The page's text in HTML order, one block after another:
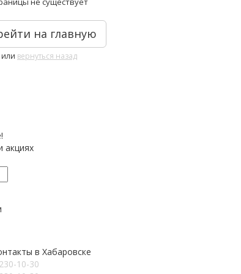
на главную
или вернуться назад
акциях
в Хабаровске
10-30